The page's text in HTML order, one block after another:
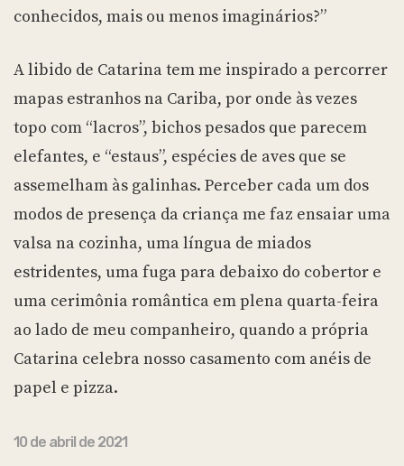
conhecidos, mais ou menos imaginários?”
A libido de Catarina tem me inspirado a percorrer
mapas estranhos na Cariba, por onde às vezes
topo com “lacros”, bichos pesados que parecem
elefantes, e “estaus”, espécies de aves que se
assemelham às galinhas. Perceber cada um dos
modos de presença da criança me faz ensaiar uma
valsa na cozinha, uma língua de miados
estridentes, uma fuga para debaixo do cobertor e
uma cerimônia romântica em plena quarta-feira
ao lado de meu companheiro, quando a própria
Catarina celebra nosso casamento com anéis de
papel e pizza.
10 de abril de 2021